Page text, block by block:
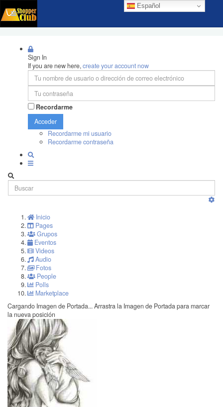
Español
Sign In
If you are new here,create your account now
Recordarme
Acceder
Recordarme mi usuario
Recordarme contraseña
Inicio
Pages
Grupos
Eventos
Videos
Audio
Fotos
People
Polls
Marketplace
Cargando Imagen de Portada... Arrastra la Imagen de Portada para marcar
la nueva posición